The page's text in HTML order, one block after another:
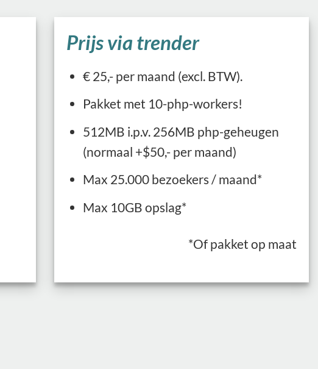
Prijs via trender
€ 25,- per maand (excl. BTW).
Pakket met 10-php-workers!
512MB i.p.v. 256MB php-geheugen
(normaal +$50,- per maand)
Max 25.000 bezoekers / maand*
Max 10GB opslag*
*Of pakket op maat